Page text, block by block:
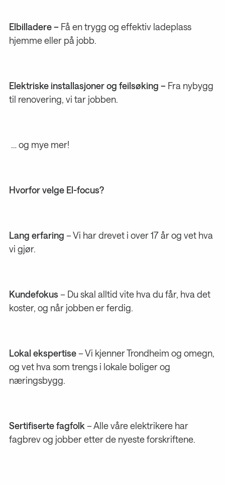
Elbilladere – Få en trygg og effektiv ladeplass
hjemme eller på jobb.
Elektriske installasjoner og feilsøking – Fra nybygg
til renovering, vi tar jobben.
… og mye mer!
Hvorfor velge El-focus?
Lang erfaring – Vi har drevet i over 17 år og vet hva
vi gjør.
Kundefokus – Du skal alltid vite hva du får, hva det
koster, og når jobben er ferdig.
Lokal ekspertise– Vi kjenner Trondheim og omegn,
og vet hva som trengs i lokale boliger og
næringsbygg.
Sertifiserte fagfolk– Alle våre elektrikere har
fagbrev og jobber etter de nyeste forskriftene.